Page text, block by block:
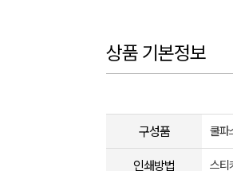
상품 기본정보
구성품 쿨파
인쇄방법 스티